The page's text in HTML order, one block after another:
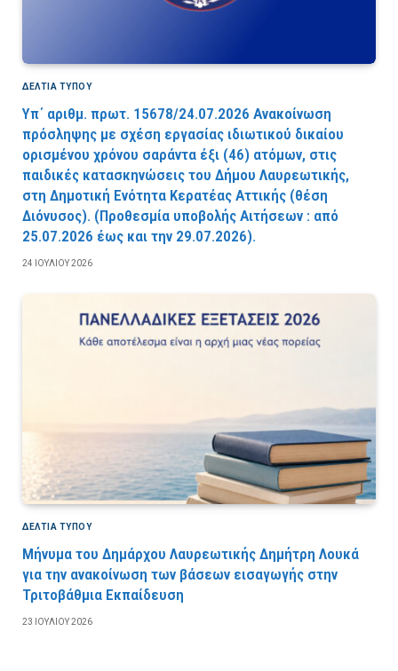
ΔΕΛΤΙΑ ΤΥΠΟΥ
Υπ΄ αριθμ. πρωτ. 15678/24.07.2026 Ανακοίνωση
πρόσληψης με σχέση εργασίας ιδιωτικού δικαίου
ορισμένου χρόνου σαράντα έξι (46) ατόμων, στις
παιδικές κατασκηνώσεις του Δήμου Λαυρεωτικής,
στη Δημοτική Ενότητα Κερατέας Αττικής (θέση
Διόνυσος). (Προθεσμία υποβολής Αιτήσεων : από
25.07.2026 έως και την 29.07.2026).
24 ΙΟΥΛΊΟΥ 2026
ΔΕΛΤΙΑ ΤΥΠΟΥ
Μήνυμα του Δημάρχου Λαυρεωτικής Δημήτρη Λουκά
για την ανακοίνωση των βάσεων εισαγωγής στην
Τριτοβάθμια Εκπαίδευση
23 ΙΟΥΛΊΟΥ 2026